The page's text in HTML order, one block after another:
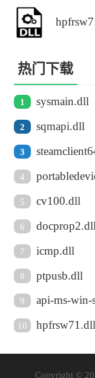
热门下载
1 sysmain.dll
2 sqmapi.dll
3
4
5 cv100.dll
6 docprop2.dll
7 icmp.dll
8 ptpusb.dll
9 api-ms-win-
10 hpfrsw71.dll
Copyright ©